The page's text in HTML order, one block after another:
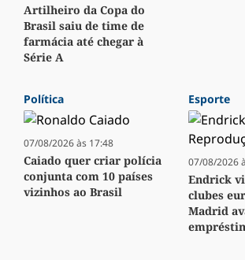
Artilheiro da Copa do
Brasil saiu de time de
farmácia até chegar à
Série A
Política
07/08/2026 às 17:48
Caiado quer criar polícia
conjunta com 10 países
vizinhos ao Brasil
Esporte
07/08/2026
Endrick
clubes
Madrid